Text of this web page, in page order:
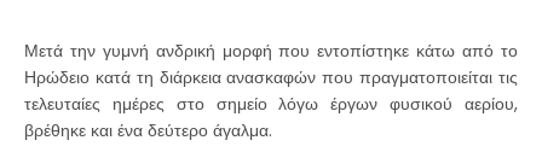
Μετά την γυμνή ανδρική μορφή που εντοπίστηκε κάτω από το
Ηρώδειο κατά τη διάρκεια ανασκαφών που πραγματοποιείται τις
τελευταίες ημέρες στο σημείο λόγω έργων φυσικού αερίου,
βρέθηκε και ένα δεύτερο άγαλμα.